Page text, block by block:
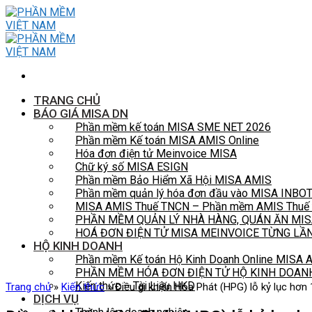
Skip
to
content
TRANG CHỦ
BÁO GIÁ MISA DN
Phần mềm kế toán MISA SME NET 2026
Phần mềm Kế toán MISA AMIS Online
Hóa đơn điện tử Meinvoice MISA
Chữ ký số MISA ESIGN
Phần mềm Bảo Hiểm Xã Hội MISA AMIS
Phần mềm quản lý hóa đơn đầu vào MISA INBOT
MISA AMIS Thuế TNCN – Phần mềm AMIS Thuế
PHẦN MỀM QUẢN LÝ NHÀ HÀNG, QUÁN ĂN
HOÁ ĐƠN ĐIỆN TỬ MISA MEINVOICE TỪNG
HỘ KINH DOANH
Phần mềm Kế toán Hộ Kinh Doanh Online MISA
PHẦN MỀM HÓA ĐƠN ĐIỆN TỬ HỘ KINH
Kiến thức – Tài Liệu HKD
DỊCH VỤ
Trang chủ» Kiến thức»Điều gì khiến Hòa Phát (HPG) lỗ kỷ lục